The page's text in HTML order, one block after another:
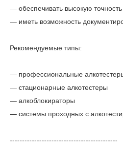
— обеспечивать высокую
— иметь возможность
Рекомендуемые типы:
— профессиональные
— стационарные алкотестеры
— алкоблокираторы
— системы проходных с
--------------------------------------------